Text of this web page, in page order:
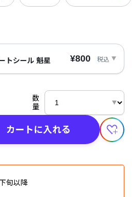
トシール 魁星 ¥800 税込
数
量
カートに入れる
旬以降